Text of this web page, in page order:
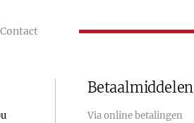
Contact
Betaalmiddelen
Via online betalingen